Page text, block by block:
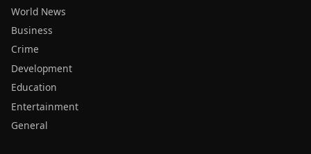
World News
Business
Crime
Development
Education
Entertainment
General